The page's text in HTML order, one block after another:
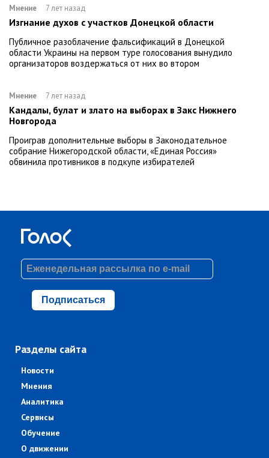
Мнение 7 лет назад
Изгнание духов с участков Донецкой области
Публичное разоблачение фальсификаций в Донецкой
области Украины на первом туре голосования вынудило
организаторов воздержаться от них во втором
Мнение 7 лет назад
Кандалы, булат и злато на выборах в Закс Нижнего
Новгорода
Проиграв дополнительные выборы в Законодательное
собрание Нижегородской области, «Единая Россия»
обвинила противников в подкупе избирателей
Подписаться
Разделы сайта
Новости
Мнения
Аналитика
Сервисы
Обучение
О движении